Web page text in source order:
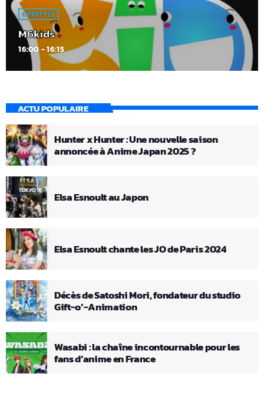
LIFESTYLE
M6kids
16:00 - 16:15
ACTU POPULAIRE
Hunter x Hunter : Une nouvelle saison
annoncée à Anime Japan 2025 ?
Elsa Esnoult au Japon
Elsa Esnoult chante les JO de Paris 2024
Décès de Satoshi Mori, fondateur du studio
Gift-o’-Animation
Wasabi : la chaîne incontournable pour les
fans d’anime en France